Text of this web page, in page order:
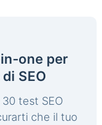
one per
SEO
test SEO
che il tuo